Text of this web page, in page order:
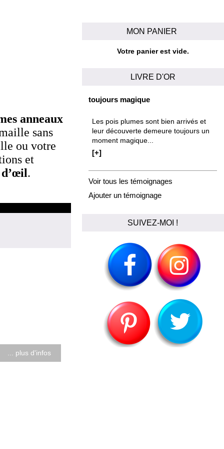
anneaux
sans
ou votre
et
.
... plus d'infos
MON PANIER
Votre panier est vide.
LIVRE D'OR
toujours magique
Les pois plumes sont bien arrivés et
leur découverte demeure toujours un
moment magique...
[+]
Voir tous les témoignages
Ajouter un témoignage
SUIVEZ-MOI !